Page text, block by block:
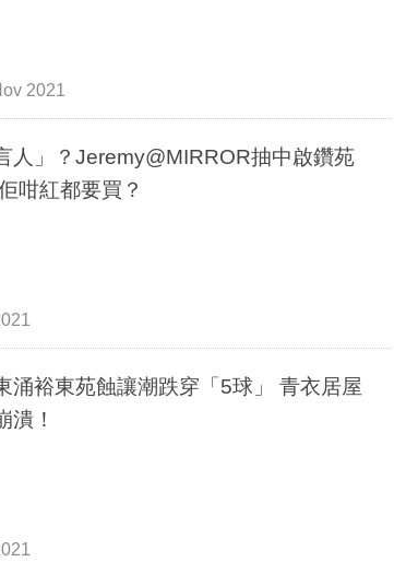
2021
人」？Jeremy@MIRROR抽中啟鑽苑
咁紅都要買？
涌裕東苑蝕讓潮跌穿「5球」 青衣居屋
潰！